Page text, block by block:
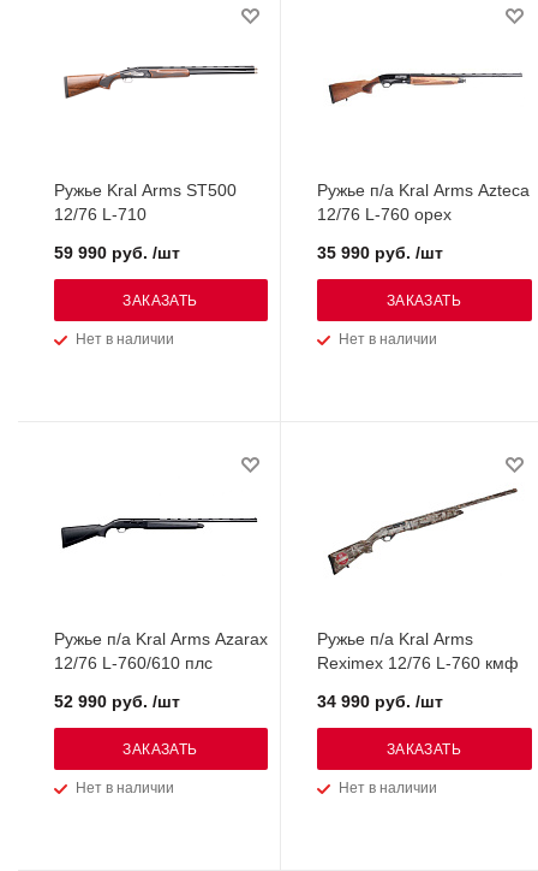
Ружье Kral Arms ST500
12/76 L-710
Нет в наличии
59 990 руб. /шт
ЗАКАЗАТЬ
Ружье п/а Kral Arms Azteca
12/76 L-760 орех
Нет в наличии
35 990 руб. /шт
ЗАКАЗАТЬ
Ружье п/а Kral Arms Azarax
12/76 L-760/610 плс
Нет в наличии
52 990 руб. /шт
ЗАКАЗАТЬ
Ружье п/а Kral Arms
Reximex 12/76 L-760 кмф
Нет в наличии
34 990 руб. /шт
ЗАКАЗАТЬ